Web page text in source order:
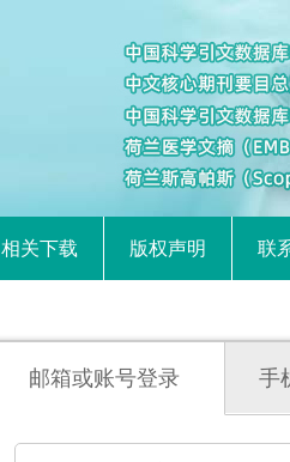
相关下载 版权声明 联
邮箱或账号登录 手